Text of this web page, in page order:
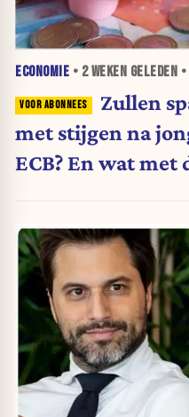
ECONOMIE • 2 WEKEN GELEDEN
Zullen
met stijgen na
ECB? En wat